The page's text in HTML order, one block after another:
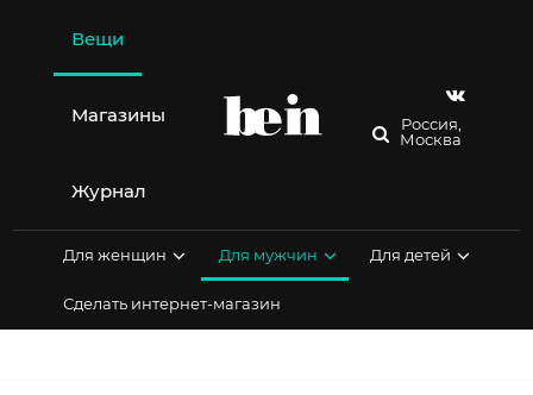
содержимому
Вещи
Магазины
Журнал
Россия,
Москва
Для женщин Для мужчин Для детей
Сделать интернет-магазин